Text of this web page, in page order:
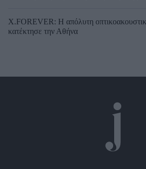
X.FOREVER: Η απόλυτη
κατέκτησε την Αθήνα